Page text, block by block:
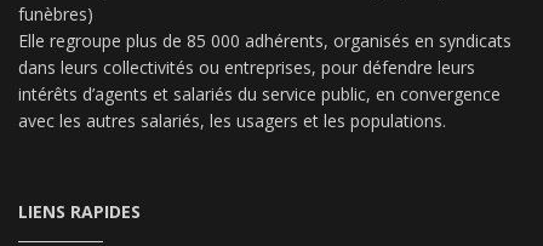
funèbres)
Elle regroupe plus de 85 000 adhérents, organisés en syndicats
dans leurs collectivités ou entreprises, pour défendre leurs
intérêts d’agents et salariés du service public, en convergence
avec les autres salariés, les usagers et les populations.
LIENS RAPIDES